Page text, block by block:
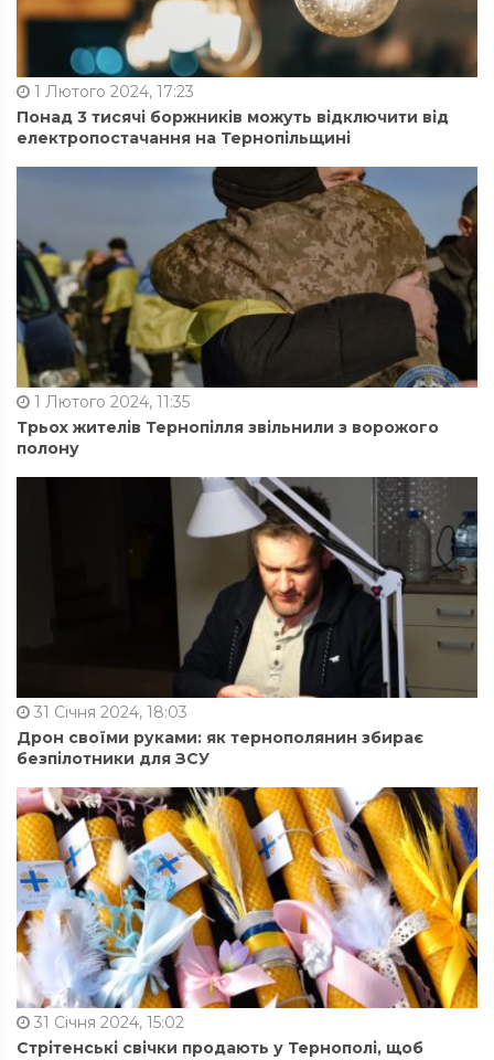
1 Лютого 2024, 17:23
Понад 3 тисячі боржників можуть відключити від
електропостачання на Тернопільщині
1 Лютого 2024, 11:35
Трьох жителів Тернопілля звільнили з ворожого
полону
31 Січня 2024, 18:03
Дрон своїми руками: як тернополянин збирає
безпілотники для ЗСУ
31 Січня 2024, 15:02
Стрітенські свічки продають у Тернополі, щоб